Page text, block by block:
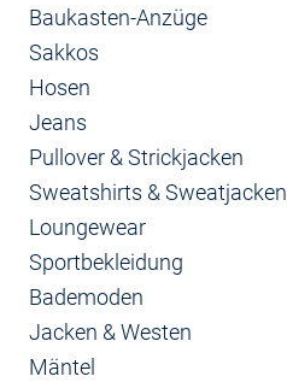
Baukasten-Anzüge
Sakkos
Hosen
Jeans
Pullover & Strickjacken
Sweatshirts & Sweatjacken
Loungewear
Sportbekleidung
Bademoden
Jacken & Westen
Mäntel